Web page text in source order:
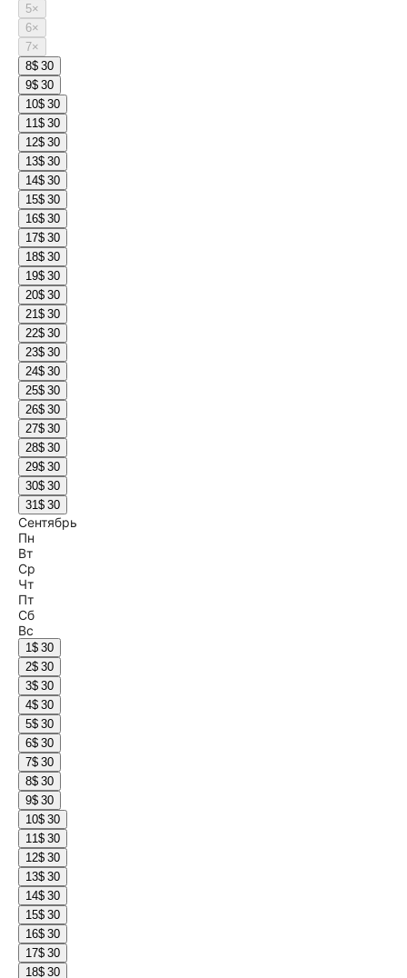
5×
6×
7×
8$ 30
9$ 30
10$ 30
11$ 30
12$ 30
13$ 30
14$ 30
15$ 30
16$ 30
17$ 30
18$ 30
19$ 30
20$ 30
21$ 30
22$ 30
23$ 30
24$ 30
25$ 30
26$ 30
27$ 30
28$ 30
29$ 30
30$ 30
31$ 30
Сентябрь
Пн
Вт
Ср
Чт
Пт
Сб
Вс
1$ 30
2$ 30
3$ 30
4$ 30
5$ 30
6$ 30
7$ 30
8$ 30
9$ 30
10$ 30
11$ 30
12$ 30
13$ 30
14$ 30
15$ 30
16$ 30
17$ 30
18$ 30